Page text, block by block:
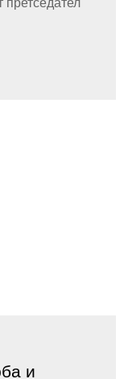
претседател
и